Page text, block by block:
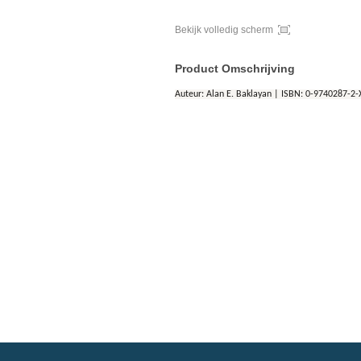
Bekijk volledig scherm
Product Omschrijving
Auteur: Alan E. Baklayan | ISBN: 0-9740287-2-